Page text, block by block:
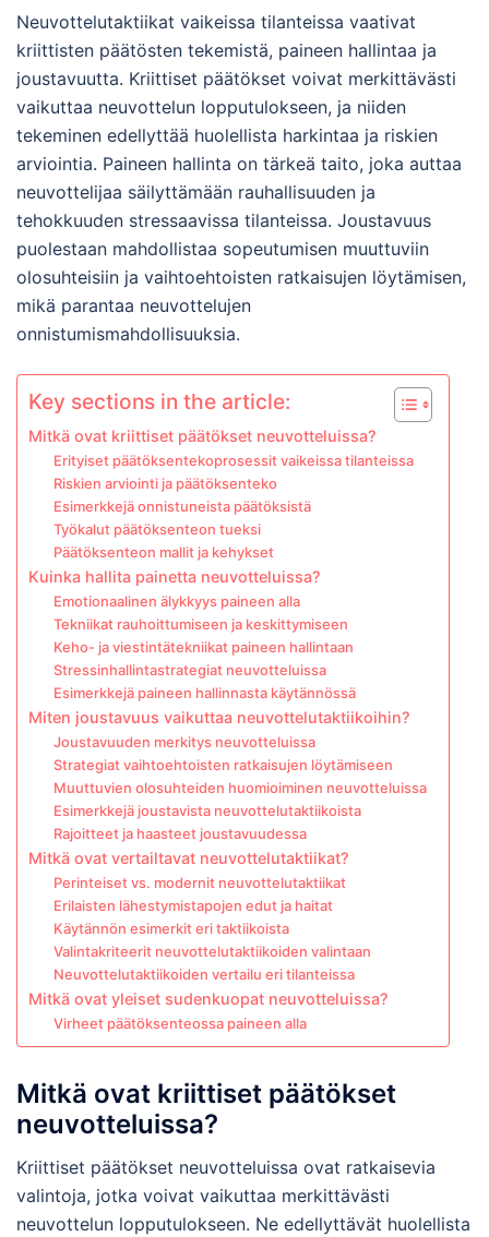
Neuvottelutaktiikat vaikeissa tilanteissa vaativat
kriittisten päätösten tekemistä, paineen hallintaa ja
joustavuutta. Kriittiset päätökset voivat merkittävästi
vaikuttaa neuvottelun lopputulokseen, ja niiden
tekeminen edellyttää huolellista harkintaa ja riskien
arviointia. Paineen hallinta on tärkeä taito, joka auttaa
neuvottelijaa säilyttämään rauhallisuuden ja
tehokkuuden stressaavissa tilanteissa. Joustavuus
puolestaan mahdollistaa sopeutumisen muuttuviin
olosuhteisiin ja vaihtoehtoisten ratkaisujen löytämisen,
mikä parantaa neuvottelujen
onnistumismahdollisuuksia.
Key sections in the article:
Mitkä ovat kriittiset päätökset neuvotteluissa?
Erityiset päätöksentekoprosessit vaikeissa tilanteissa
Riskien arviointi ja päätöksenteko
Esimerkkejä onnistuneista päätöksistä
Työkalut päätöksenteon tueksi
Päätöksenteon mallit ja kehykset
Kuinka hallita painetta neuvotteluissa?
Emotionaalinen älykkyys paineen alla
Tekniikat rauhoittumiseen ja keskittymiseen
Keho- ja viestintätekniikat paineen hallintaan
Stressinhallintastrategiat neuvotteluissa
Esimerkkejä paineen hallinnasta käytännössä
Miten joustavuus vaikuttaa neuvottelutaktiikoihin?
Joustavuuden merkitys neuvotteluissa
Strategiat vaihtoehtoisten ratkaisujen löytämiseen
Muuttuvien olosuhteiden huomioiminen neuvotteluissa
Esimerkkejä joustavista neuvottelutaktiikoista
Rajoitteet ja haasteet joustavuudessa
Mitkä ovat vertailtavat neuvottelutaktiikat?
Perinteiset vs. modernit neuvottelutaktiikat
Erilaisten lähestymistapojen edut ja haitat
Käytännön esimerkit eri taktiikoista
Valintakriteerit neuvottelutaktiikoiden valintaan
Neuvottelutaktiikoiden vertailu eri tilanteissa
Mitkä ovat yleiset sudenkuopat neuvotteluissa?
Virheet päätöksenteossa paineen alla
Mitkä ovat kriittiset päätökset
neuvotteluissa?
Kriittiset päätökset neuvotteluissa ovat ratkaisevia
valintoja, jotka voivat vaikuttaa merkittävästi
neuvottelun lopputulokseen. Ne edellyttävät huolellista